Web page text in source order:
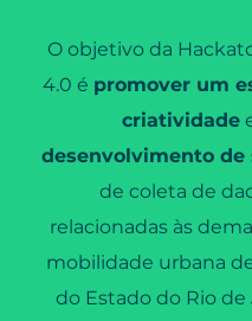
O objetivo da
4.0 é promover um
criatividade
desenvolvimento de
de coleta de
relacionadas às
mobilidade urbana
do Estado do Rio de